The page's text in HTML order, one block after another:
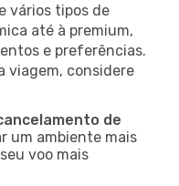
vários tipos de
até à premium,
e preferências.
viagem, considere
de
um ambiente mais
voo mais